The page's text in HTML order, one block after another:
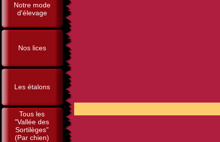
Notre mode
d'élevage
Nos lices
Les étalons
Tous les
"Vallée des
Sortilèges"
(Par chien)